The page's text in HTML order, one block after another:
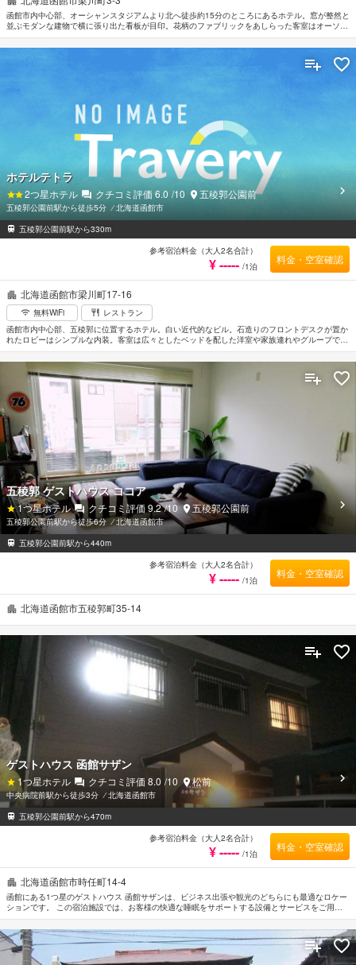
函館市内中心部、オーシャンスタジアムより北へ徒歩約15分のところにあるホテル。窓が整然と
並ぶモダンな建物で横に張り出た看板が目印。花柄のファブリックをあしらった客室はオーソド
ックスな内装で落ち着いた雰囲気がただよっている。ビジネス街として有名な「五稜郭」まで徒
歩約1分。市電五稜郭公園前駅へは徒歩約5ふん。函館空港から車で約20分。
北海道函館市梁川町17-16
無料WiFi
レストラン
函館市内中心部、五稜郭に位置するホテル。白い近代的なビル。石造りのフロントデスクが置か
れたロビーはシンプルな内装。客室は広々としたベッドを配した洋室や家族連れやグループでの
利用に便利な和室があり目的や好みによって選ぶことができる。繁華街まで徒歩約1分と近く観
光や買物の拠点として便利なロケーション。五稜郭タワーや芸術ホールへはそれぞれ徒歩約10
分。函館空港から車で約20分。
ホテルテトラ
2つ星ホテル クチコミ評価6.0 /10 五稜郭公園前
五稜郭公園前駅から徒歩5分 ⁄北海道函館市
五稜郭公園前駅から330m
参考宿泊料金（大人2名合計）
¥ ----- /1泊
料金・空室確認
北海道函館市五稜郭町35-14
五稜郭 ゲストハウス ココア
1つ星ホテル クチコミ評価 9.2 /10 五稜郭公園前
五稜郭公園前駅から徒歩6分 ⁄北海道函館市
五稜郭公園前駅から440m
参考宿泊料金（大人2名合計）
¥ ----- /1泊
料金・空室確認
北海道函館市時任町14-4
函館にある1つ星のゲストハウス 函館サザンは、ビジネス出張や観光のどちらにも最適なロケー
ションです。 この宿泊施設では、お客様の快適な睡眠をサポートする設備とサービスをご用意
しています。 館内ショップ, 郵便サービス, 駐車場などのホテル施設を思う存分ご堪能くださ
い。 全ての客室にエレガントなインテリアが施されており、充実したアメニティがご用意され
ています。 この宿泊施設ではさまざまなレクリエーションをご体験いただけます。 便利な立地
に位置するゲストハウス 函館サザンは快適なサービスをご提供しており、函館の滞在先には最
適です。
ゲストハウス 函館サザン
1つ星ホテル クチコミ評価 8.0 /10 松前
中央病院前駅から徒歩3分 ⁄北海道函館市
五稜郭公園前駅から470m
参考宿泊料金（大人2名合計）
¥ ----- /1泊
料金・空室確認